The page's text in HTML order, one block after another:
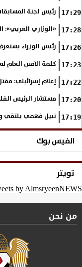
17:29 رئيس لجنة المسابقات:
17:28 «الوزاري العربي»:
17:26 رئيس الوزراء
17:23 كلمة الأمين العام لمجلس
17:22 إعلام إسرائيلي:
17:20 مستشار الرئيس
17:19 نبيل فهمي يلتقي
الفيس بوك
تويتر
by AlmsryeenNEWS
من نحن